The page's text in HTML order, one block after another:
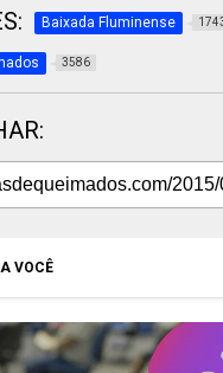
Baixada Fluminense
3586
VOCÊ